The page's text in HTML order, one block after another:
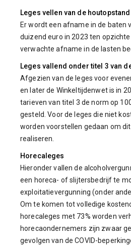
Leges vellen van de houtopstand
Er wordt een afname in de baten
duizend euro in 2023 ten opzichte
verwachte afname in de lasten
Leges vallend onder titel 3 van
Afgezien van de leges voor
en later de Winkeltijdenwet is in
tarieven van titel 3 de norm op
gesteld. Voor de leges die niet
worden voorstellen gedaan om
realiseren.
Horecaleges
Hieronder vallen de
een horeca- of slijtersbedrijf te
exploitatievergunning (onder
Om te komen tot volledige
horecaleges met 73% worden
horecaondernemers zijn zwaar
gevolgen van de COVID-